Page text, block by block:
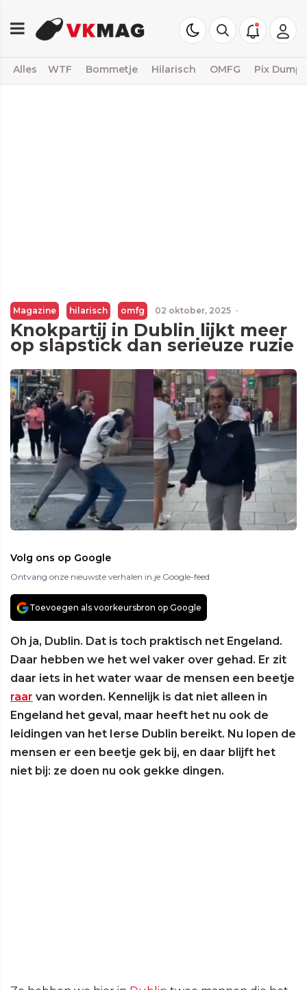
Alles WTF Bommetje Hilarisch OMFG Pix Dump
Magazine hilarisch omfg 02 oktober, 2025 ·
Knokpartij in Dublin lijkt meer
op slapstick dan serieuze ruzie
Volg ons op Google
Ontvang onze nieuwste verhalen in je Google-feed
Toevoegen als voorkeursbron op Google
Oh ja, Dublin. Dat is toch praktisch net Engeland.
Daar hebben we het wel vaker over gehad. Er zit
daar iets in het water waar de mensen een beetje
raar van worden. Kennelijk is dat niet alleen in
Engeland het geval, maar heeft het nu ook de
leidingen van het Ierse Dublin bereikt. Nu lopen de
mensen er een beetje gek bij, en daar blijft het
niet bij: ze doen nu ook gekke dingen.